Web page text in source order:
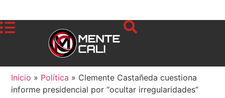
Inicio » Política » Clemente Castañeda cuestiona
informe presidencial por “ocultar irregularidades”